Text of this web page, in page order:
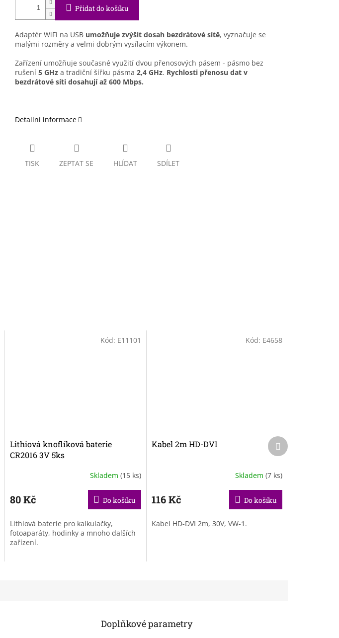
Přidat do košíku
Adaptér WiFi na USB umožňuje zvýšit dosah bezdrátové sítě, vyznačuje se
malými rozměry a velmi dobrým vysílacím výkonem.
Zařízení umožňuje současné využití dvou přenosových pásem - pásmo bez
rušení 5 GHz a tradiční šířku pásma 2,4 GHz. Rychlosti přenosu dat v
bezdrátové síti dosahují až 600 Mbps.
Detailní informace
TISK ZEPTAT SE HLÍDAT SDÍLET
Lithiová knoflíková baterie
CR2016 3V 5ks
Skladem (15 ks)
80 Kč Do košíku
Lithiová baterie pro kalkulačky,
fotoaparáty, hodinky a mnoho dalších
zařízení.
Kód: E11101
Kabel 2m HD-DVI
Skladem (7 ks)
116 Kč Do košíku
Kabel HD-DVI 2m, 30V, VW-1.
Kód: E4658
Další
produkt
Doplňkové parametry